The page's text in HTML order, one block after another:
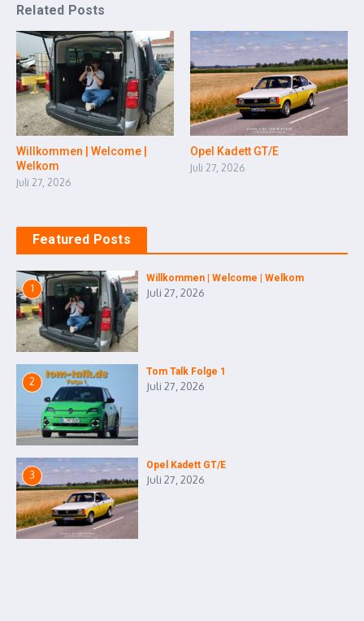
Related Posts
Willkommen | Welcome |
Welkom
Juli 27, 2026
Opel Kadett GT/E
Juli 27, 2026
Featured Posts
1
Willkommen | Welcome | Welkom
Juli 27, 2026
2
Tom Talk Folge 1
Juli 27, 2026
3
Opel Kadett GT/E
Juli 27, 2026